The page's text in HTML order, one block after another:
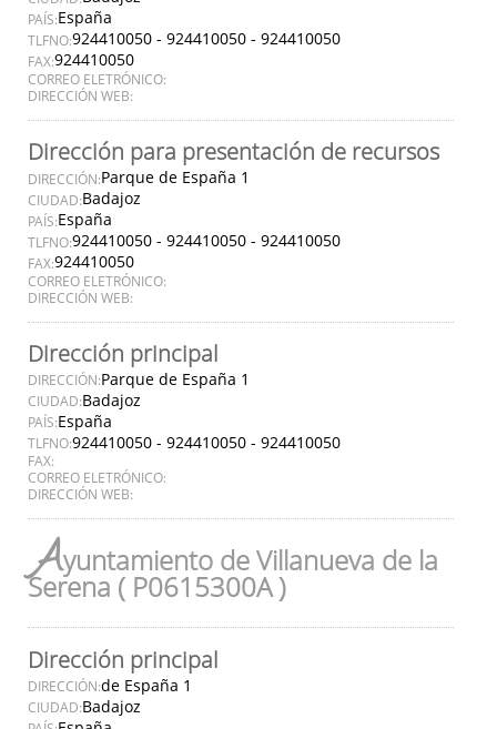
PAÍS:España
TLFNO:924410050 - 924410050 - 924410050
FAX:924410050
CORREO ELETRÓNICO:
DIRECCIÓN WEB:
Dirección para presentación de recursos
DIRECCIÓN:Parque de España 1
CIUDAD:Badajoz
PAÍS:España
TLFNO:924410050 - 924410050 - 924410050
FAX:924410050
CORREO ELETRÓNICO:
DIRECCIÓN WEB:
Dirección principal
DIRECCIÓN:Parque de España 1
CIUDAD:Badajoz
PAÍS:España
TLFNO:924410050 - 924410050 - 924410050
FAX:
CORREO ELETRÓNICO:
DIRECCIÓN WEB:
Ayuntamiento de Villanueva de la
Serena ( P0615300A )
Dirección principal
DIRECCIÓN:de España 1
CIUDAD:Badajoz